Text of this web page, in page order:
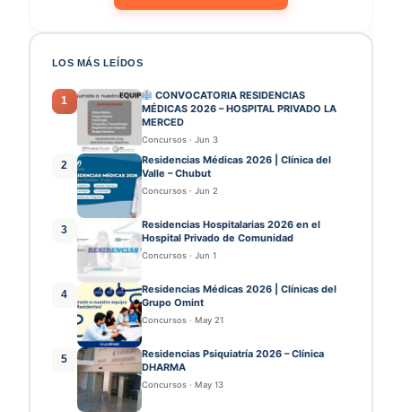
LOS MÁS LEÍDOS
1
CONVOCATORIA RESIDENCIAS
MÉDICAS 2026 – HOSPITAL PRIVADO LA
MERCED
Concursos · Jun 3
2
Residencias Médicas 2026 | Clínica del
Valle – Chubut
Concursos · Jun 2
3
Residencias Hospitalarias 2026 en el
Hospital Privado de Comunidad
Concursos · Jun 1
4
Residencias Médicas 2026 | Clínicas del
Grupo Omint
Concursos · May 21
5
Residencias Psiquiatría 2026 – Clínica
DHARMA
Concursos · May 13